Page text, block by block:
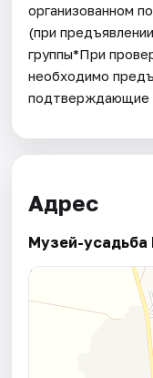
организованном
(при
группы*При
необходимо
подтверждающие
Адрес
Музей-усадьба